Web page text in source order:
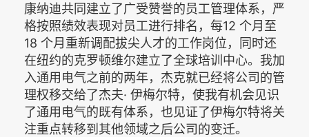
康纳迪共同建立了广受赞誉的员工管理体系，严
格按照绩效表现对员工进行排名，每12 个月至
18 个月重新调配拔尖人才的工作岗位，同时还
在纽约的克罗顿维尔建立了全球培训中心。我加
入通用电气之前的两年，杰克就已经将公司的管
理权移交给了杰夫· 伊梅尔特，使我有机会见识
了通用电气的既有体系，也见证了伊梅尔特将关
注重点转移到其他领域之后公司的变迁。